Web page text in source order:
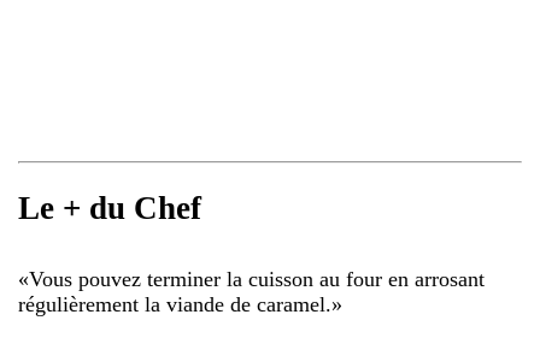
Le + du Chef
«Vous pouvez terminer la cuisson au four en arrosant
régulièrement la viande de caramel.»